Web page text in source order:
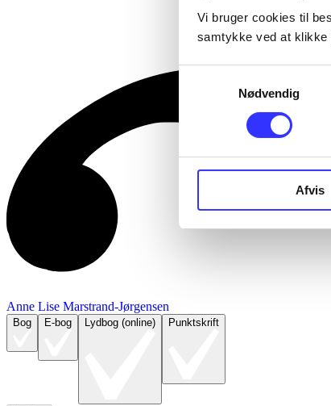
Vi bruger cookies til
samtykke ved at klikke
Samtykkevalg
Nødvendig
Afvis
Anne Lise Marstrand-Jørgensen
Bog E-bog Lydbog (online) Punktskrift